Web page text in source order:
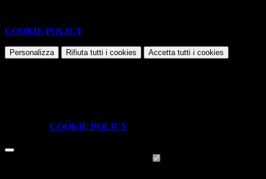
COOKIE POLICY
Personalizza Rifiuta tutti i cookies Accetta tutti i cookies
COOKIE POLICY